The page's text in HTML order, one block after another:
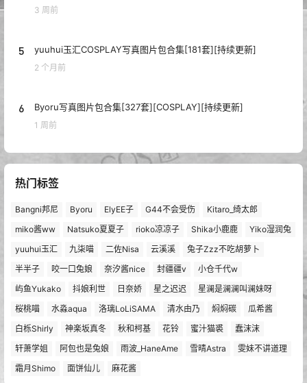
3 周前
5 yuuhui玉汇COSPLAY写真图片包合集[181套][持续更新]
2 个月前
6 Byoru写真图片包合集[327套][COSPLAY][持续更新]
1 周前
热门标签
Bangni邦尼 Byoru ElyEE子 G44不会受伤
Kitaro_绮太郎
miko酱ww
Natsuko夏夏子 rioko凉凉子 Shika小鹿鹿
Yiko湿润兔
yuuhui玉汇
九柒喵 二佐Nisa 云溪溪
兔子Zzz不吃胡萝卜
半半子
咬一口兔娘 奈汐酱nice 封疆疆v
小仓千代w
屿鱼Yukako
抖娘利世 日奈娇 星之迟迟
星澜是澜澜叫澜妹呀
桜桃喵
水淼aqua 洛璃LoLiSAMA 清水由乃 焖焖碳
瓜希酱
白栎Shirly
神楽坂真冬 秋和柯基 花铃 蜜汁猫裘
蠢沫沫
轩萧学姐
阿包也是兔娘 雨波_HaneAme 雪晴Astra
雯妹不讲道理
霜月Shimo
面饼仙儿 麻花酱